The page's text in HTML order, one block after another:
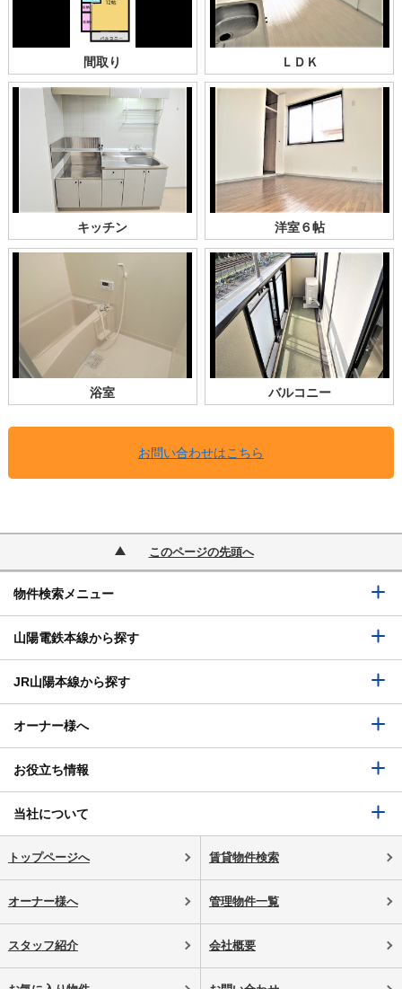
間取り ＬＤＫ
キッチン 洋室６帖
浴室 バルコニー
お問い合わせはこちら
このページの先頭へ
物件検索メニュー
山陽電鉄本線から探す
JR山陽本線から探す
オーナー様へ
お役立ち情報
当社について
トップページへ 賃貸物件検索
オーナー様へ 管理物件一覧
スタッフ紹介 会社概要